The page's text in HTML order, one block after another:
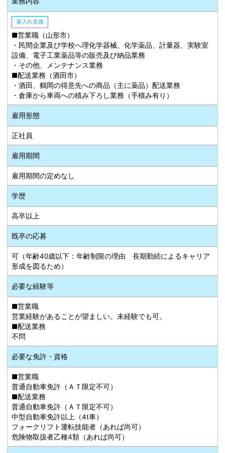
雇入れ直後
■営業職（山形市）
・民間企業及び学校へ理化学器械、化学薬品、計量器、実験室
設備、電子工業薬品等の販売及び納品業務
・その他、メンテナンス業務
■配送業務（酒田市）
・酒田、鶴岡の得意先への商品（主に薬品）配送業務
・倉庫から車両への積み下ろし業務（手積み有り）
雇用形態
正社員
雇用期間
雇用期間の定めなし
学歴
高卒以上
既卒の応募
可（年齢40歳以下：年齢制限の理由 長期勤続によるキャリア
形成を図るため）
必要な経験等
■営業職
営業経験があることが望ましい。未経験でも可。
■配送業務
不問
必要な免許・資格
■営業職
普通自動車免許（ＡＴ限定不可）
■配送業務
普通自動車免許（ＡＴ限定不可）
中型自動車免許以上（4t車）
フォークリフト運転技能者（あれば尚可）
危険物取扱者乙種4類（あれば尚可）